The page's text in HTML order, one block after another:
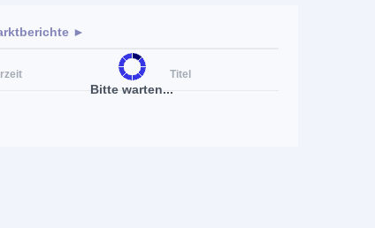
Bitte warten...
►
Titel